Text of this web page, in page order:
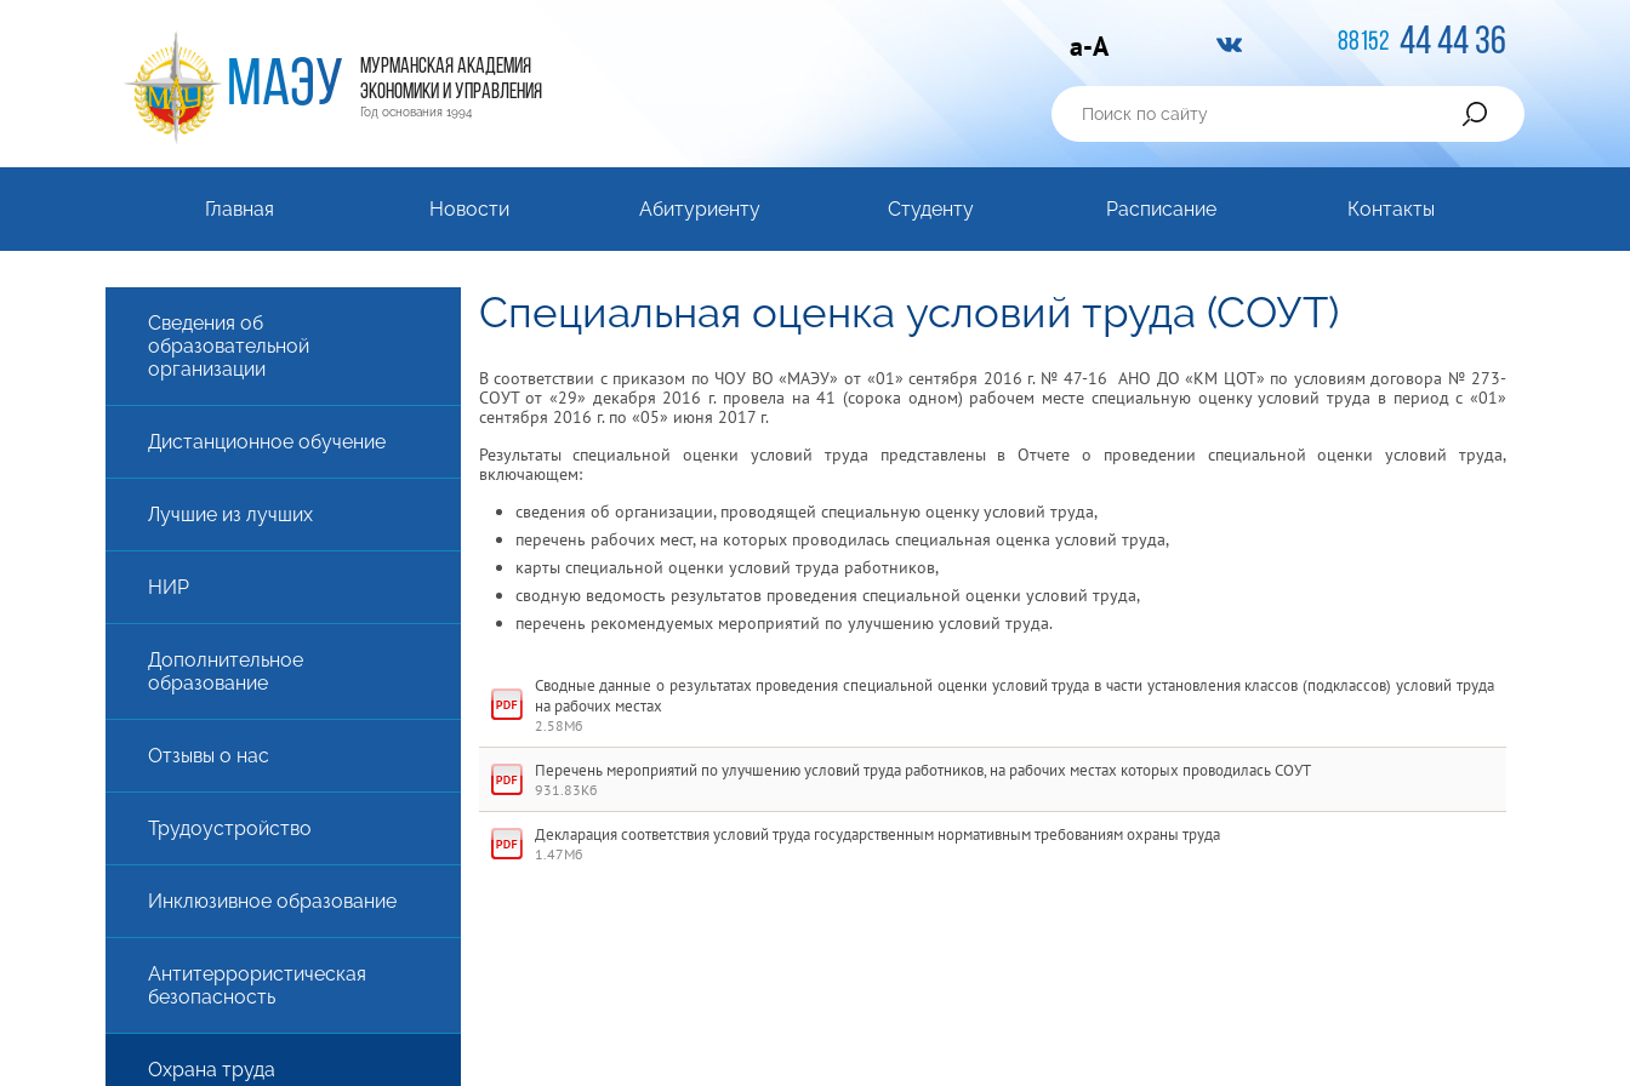
МАЭУ
МУРМАНСКАЯ АКАДЕМИЯ
ЭКОНОМИКИ И УПРАВЛЕНИЯ
Год основания 1994
a-A 88152 44 44 36
Главная Новости Абитуриенту Студенту Расписание Контакты
Сведения об
образовательной
организации
Дистанционное обучение
Лучшие из лучших
НИР
Дополнительное
образование
Отзывы о нас
Трудоустройство
Инклюзивное образование
Антитеррористическая
безопасность
Охрана труда
Специальная оценка условий труда (СОУТ)
В соответствии с приказом по ЧОУ ВО «МАЭУ» от «01» сентября 2016 г. № 47-16 АНО ДО «КМ ЦОТ» по условиям договора № 273-
СОУТ от «29» декабря 2016 г. провела на 41 (сорока одном) рабочем месте специальную оценку условий труда в период с «01»
сентября 2016 г. по «05» июня 2017 г.
Результаты специальной оценки условий труда представлены в Отчете о проведении специальной оценки условий труда,
включающем:
сведения об организации, проводящей специальную оценку условий труда,
перечень рабочих мест, на которых проводилась специальная оценка условий труда,
карты специальной оценки условий труда работников,
сводную ведомость результатов проведения специальной оценки условий труда,
перечень рекомендуемых мероприятий по улучшению условий труда.
Сводные данные о результатах проведения специальной оценки условий труда в части установления классов (подклассов) условий труда
на рабочих местах
2.58Мб
Перечень мероприятий по улучшению условий труда работников, на рабочих местах которых проводилась СОУТ
931.83Кб
Декларация соответствия условий труда государственным нормативным требованиям охраны труда
1.47Мб